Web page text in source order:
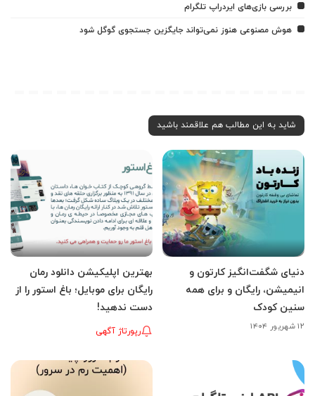
بررسی بازی‌های ایردراپ تلگرام
هوش مصنوعی هنوز نمی‌تواند جایگزین جستجوی گوگل شود
شاید به این مطالب هم علاقمند باشید
دنیای شگفت‌انگیز کارتون و
انیمیشن، رایگان و برای همه
سنین کودک
۱۲ شهریور ۱۴۰۴
بهترین اپلیکیشن دانلود رمان
رایگان برای موبایل؛ باغ استور را از
دست ندهید!
رپورتاژ آگهی